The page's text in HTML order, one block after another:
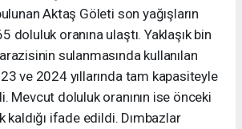
Aktaş Göleti son yağışların
doluluk oranına ulaştı. Yaklaşık bin
sulanmasında kullanılan
ve 2024 yıllarında tam kapasiteyle
Mevcut doluluk oranının ise önceki
kaldığı ifade edildi. Dımbazlar